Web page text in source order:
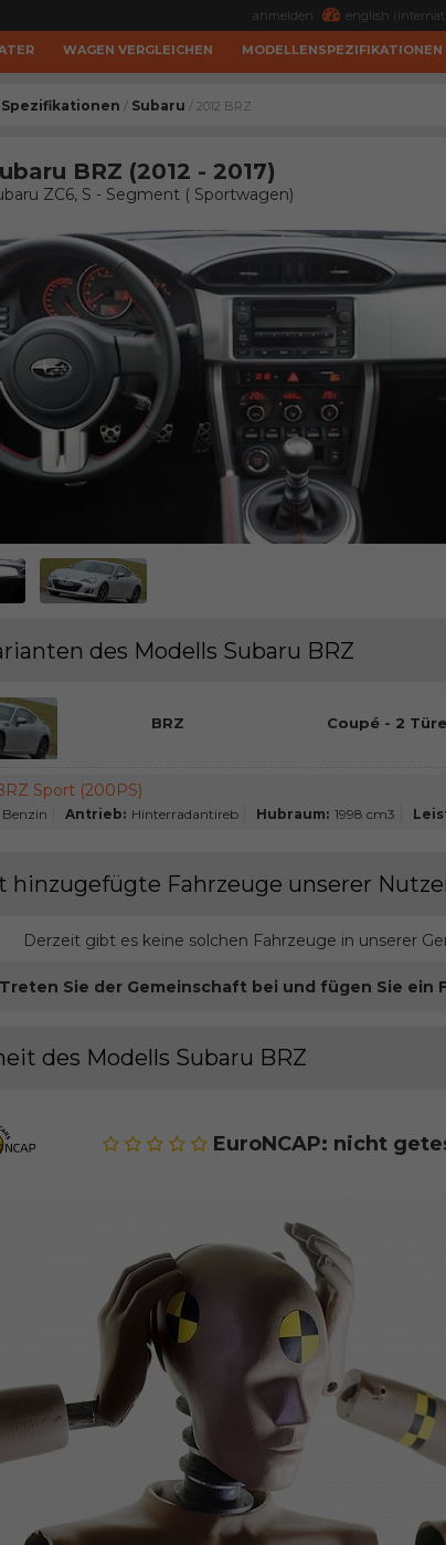
anmelden english
WAGEN VERGLEICHEN MODELLENSPEZIFIKATIONEN
Spezifikationen / Subaru / 2012 BRZ
BRZ (2012 - 2017)
ZC6, S - Segment ( Sportwagen)
des Modells Subaru BRZ
BRZ Coupé - 2 Türe
Sport (200PS)
Benzin Antrieb: Hinterradantireb Hubraum: 1998 cm3
hinzugefügte Fahrzeuge unserer
Derzeit gibt es keine solchen Fahrzeuge in unserer
Treten Sie der Gemeinschaft bei und fügen Sie ein
des Modells Subaru BRZ
EuroNCAP: nicht